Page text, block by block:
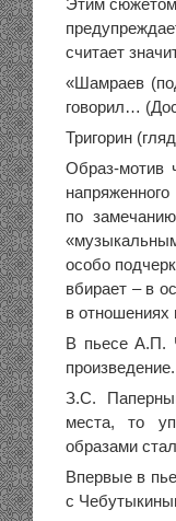
Этим сюжетом
считает
«Шамраев
говорил…
Тригорин
Образ-мотив
по
особо
вбирает – в
в отношениях
В пьесе А.П.
произведение.
З.С.
места, то
образами
Впервые в
с